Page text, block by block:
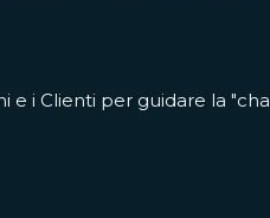
e i Clienti per guidare la